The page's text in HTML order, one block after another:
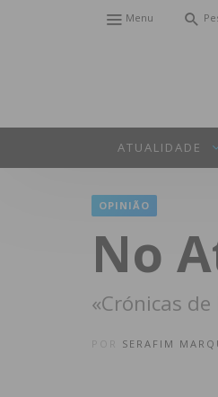
Menu
ATUALIDADE
OPINIÃO
No
«Crónicas
SERAFIM